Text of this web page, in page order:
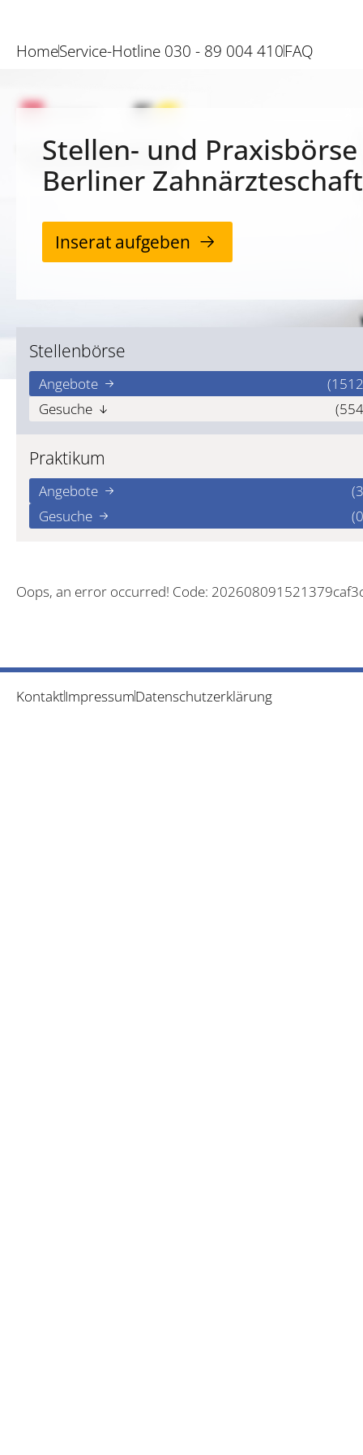
HomeService-Hotline 030 - 89 004 410FAQ
Stellen- und
Berliner Zahnärzteschaft
Inserat aufgeben
Stellenbörse
Angebote
Gesuche
Praktikum
Angebote
Gesuche
Oops, an error occurred! Code:
KontaktImpressumDatenschutzerklärung